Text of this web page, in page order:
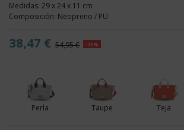
Medidas: 29 x 24 x 11 cm
Composición: Neopreno / PU
38,47 € 54,95 € -30%
Perla Taupe Teja